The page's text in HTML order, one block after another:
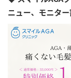
千葉県
東京都
神奈川県
新潟県
福井県
ニュー、モニタ